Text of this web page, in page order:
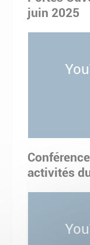
juin 2025
activités du